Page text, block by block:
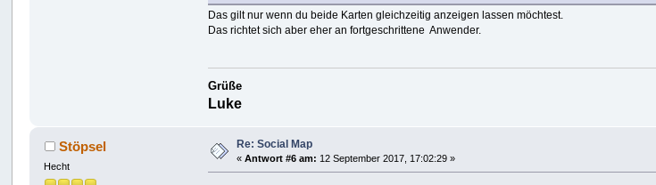
Das gilt nur wenn du beide Karten gleichzeitig anzeigen lassen möchtest.
Das richtet sich aber eher an fortgeschrittene Anwender.
Grüße
Luke
Stöpsel
Hecht
Re: Social Map
«Antwort #6 am: 12 September 2017, 17:02:29 »